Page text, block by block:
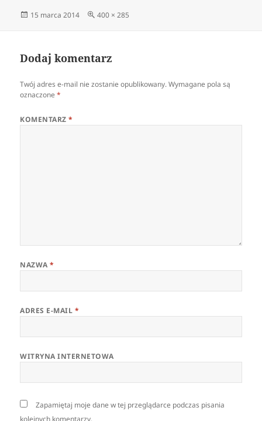
Data
15 marca 2014
Pełny
400 × 285
Dodaj komentarz
Twój adres e-mail nie zostanie opublikowany. Wymagane pola są
oznaczone*
KOMENTARZ*
NAZWA*
ADRES E-MAIL *
WITRYNA INTERNETOWA
Zapamiętaj moje dane w tej przeglądarce podczas pisania
kolejnych komentarzy.